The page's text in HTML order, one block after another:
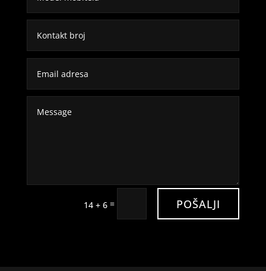
14 + 6 = POŠALJI